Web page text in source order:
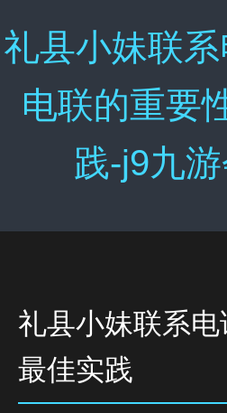
礼县小妹联
电联的重要
践-j9九
礼县小妹联系
最佳实践